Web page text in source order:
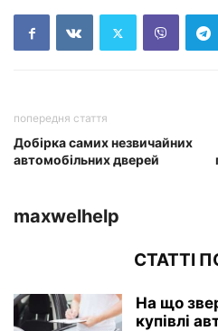
попередня стаття
Добірка самих незвичайних
автомобільних дверей
maxwelhelp
СТАТТІ
На що
купівлі